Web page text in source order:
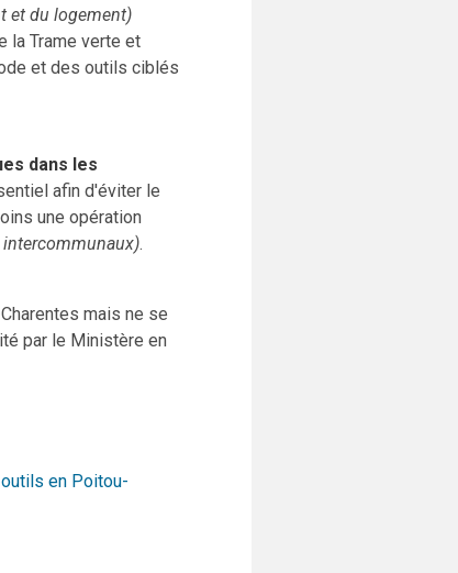
et du logement)
la Trame verte et
et des outils ciblés
dans les
afin d'éviter le
une opération
.
mais ne se
par le Ministère en
en Poitou-